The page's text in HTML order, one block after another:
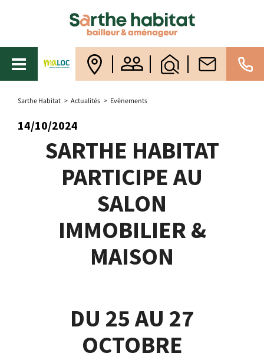
Sarthe Habitat > Actualités > Evènements
14/10/2024
SARTHE HABITAT
PARTICIPE AU
SALON
IMMOBILIER &
MAISON
DU 25 AU 27
OCTOBRE